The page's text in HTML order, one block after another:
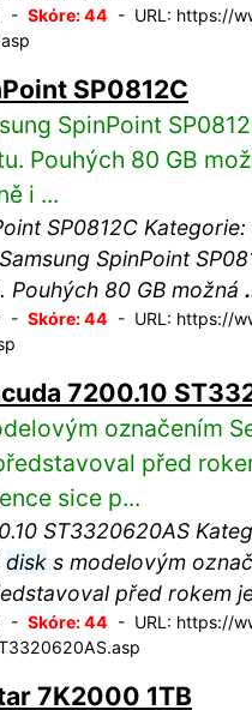
- Skóre: 44 - URL: https://
SP0812C
SpinPoint
Pouhých 80 GB
i ...
SP0812C
SpinPoint
80 GB možná
- Skóre: 44 - URL: https://
7200.10
označením
před
sice p...
ST3320620AS
disks modelovým
před rokem
- Skóre: 44 - URL: https://
7K2000 1TB